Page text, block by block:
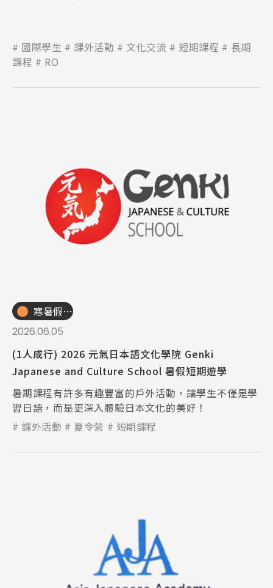
加拿大RO
Pathway
SEC 知識庫
國際學生 課外活動 文化交流 短期課程
長期
課程
RO
寒暑假遊學團
2026.06.05
(1人成行) 2026 元氣日本語文化學院 Genki
Japanese and Culture School 暑假短期遊學
暑期課程有許多有趣豐富的戶外活動，讓學生不僅是學
習日語，而是更深入體驗日本文化的美好！
課外活動
夏令營 短期課程